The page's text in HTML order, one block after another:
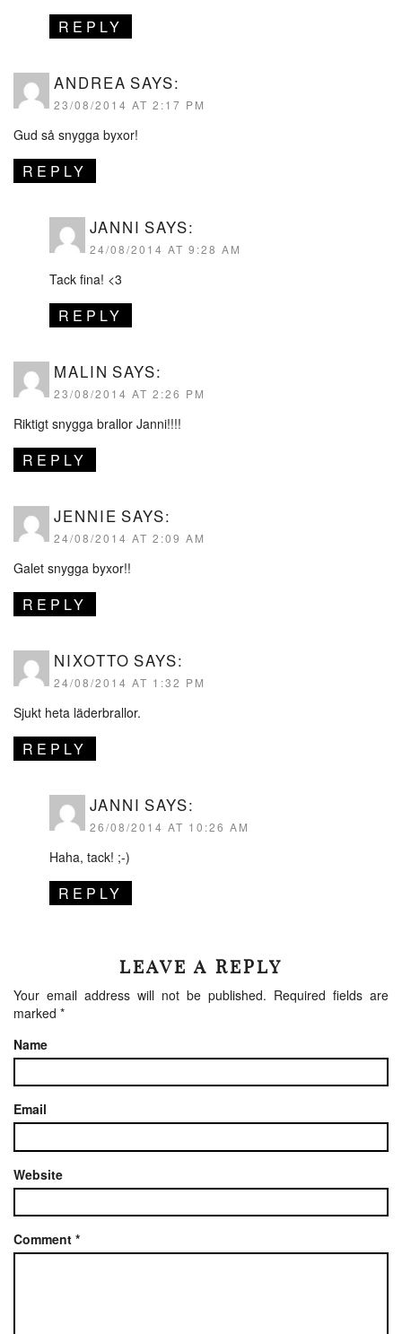
REPLY
ANDREA SAYS:
23/08/2014 AT 2:17 PM
Gud så snygga byxor!
REPLY
JANNI SAYS:
24/08/2014 AT 9:28 AM
Tack fina! <3
REPLY
MALIN SAYS:
23/08/2014 AT 2:26 PM
Riktigt snygga brallor Janni!!!!
REPLY
JENNIE SAYS:
24/08/2014 AT 2:09 AM
Galet snygga byxor!!
REPLY
NIXOTTO SAYS:
24/08/2014 AT 1:32 PM
Sjukt heta läderbrallor.
REPLY
JANNI SAYS:
26/08/2014 AT 10:26 AM
Haha, tack! ;-)
REPLY
LEAVE A REPLY
Your email address will not be published. Required fields are
marked *
Name
Email
Website
Comment *